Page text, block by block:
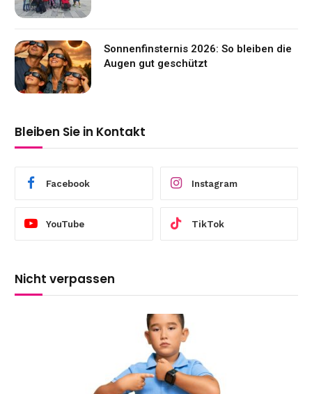
Sonnenfinsternis 2026: So bleiben die
Augen gut geschützt
Bleiben Sie in Kontakt
Facebook Instagram
YouTube TikTok
Nicht verpassen